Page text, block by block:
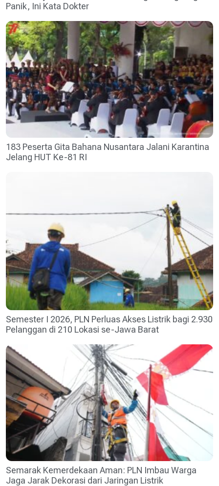
Panik, Ini Kata Dokter
183 Peserta Gita Bahana Nusantara Jalani Karantina
Jelang HUT Ke-81 RI
Semester I 2026, PLN Perluas Akses Listrik bagi 2.930
Pelanggan di 210 Lokasi se-Jawa Barat
Semarak Kemerdekaan Aman: PLN Imbau Warga
Jaga Jarak Dekorasi dari Jaringan Listrik